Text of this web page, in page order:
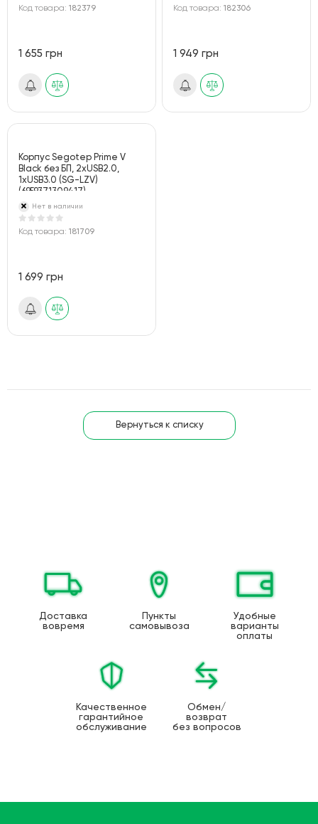
Код товара: 182379
1 655 грн
Код товара:182306
1 949 грн
Корпус Segotep Prime V
Black без БП, 2хUSB2.0,
1хUSB3.0 (SG-LZV)
(6959371309417)
Нет в наличии
Код товара: 181709
1 699 грн
Вернуться к списку
Доставка
вовремя
Пункты
самовывоза
Удобные
варианты
оплаты
Качественное
гарантийное
обслуживание
Обмен/
возврат
без вопросов